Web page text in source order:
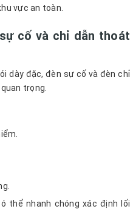
vực an toàn.
cố và chỉ dẫn thoát
dày đặc, đèn sự cố và đèn chỉ
trọng.
thể nhanh chóng xác định lối